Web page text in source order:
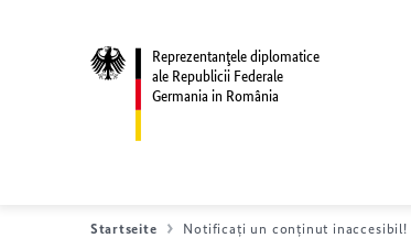
Reprezentanţele diplomatice
ale Republicii Federale
Germania in România
Startseite Notificați un conținut inaccesibil!